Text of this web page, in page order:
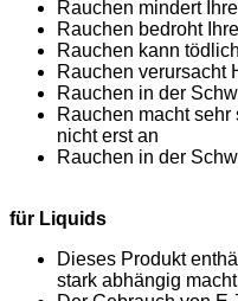
Rauchen mindert
Rauchen bedroht
Rauchen kann
Rauchen verursacht
Rauchen in der
Rauchen macht
nicht erst an
Rauchen in der
für Liquids
Dieses Produkt
stark abhängig macht